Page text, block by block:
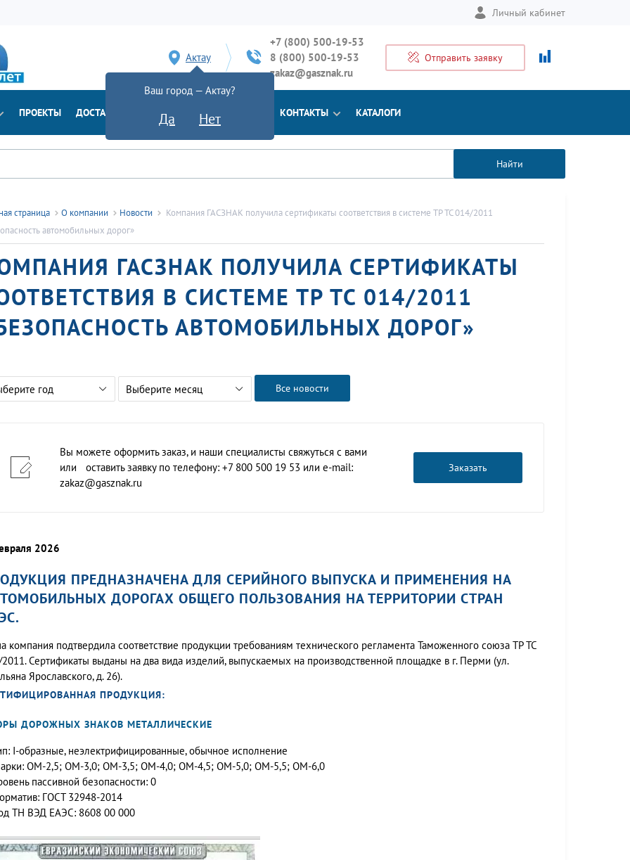
Личный кабинет
Актау
Ваш город — Актау?
Да Нет
+7 (800) 500-19-53
8 (800) 500-19-53
zakaz@gasznak.ru
Отправить заявку
ПРОЕКТЫ ДОСТАВКА ДОКУМЕНТЫ КОНТАКТЫ КАТАЛОГИ
Найти
страница О компании Новости
Компания ГАСЗНАК получила сертификаты соответствия в системе ТР ТС 014/2011
автомобильных дорог»
ГАСЗНАК ПОЛУЧИЛА СЕРТИФИКАТЫ
В СИСТЕМЕ ТР ТС 014/2011
АВТОМОБИЛЬНЫХ ДОРОГ»
год Выберите месяц Все новости
Вы можете оформить заказ, и наши специалисты свяжуться с вами
или оставить заявку по телефону: +7 800 500 19 53 или e-mail:
zakaz@gasznak.ru
Заказать
2026
ПРЕДНАЗНАЧЕНА ДЛЯ СЕРИЙНОГО ВЫПУСКА И ПРИМЕНЕНИЯ НА
ДОРОГАХ ОБЩЕГО ПОЛЬЗОВАНИЯ НА ТЕРРИТОРИИ СТРАН
компания подтвердила соответствие продукции требованиям технического регламента Таможенного союза ТР ТС
Сертификаты выданы на два вида изделий, выпускаемых на производственной площадке в г. Перми (ул.
Ярославского, д. 26).
ПРОДУКЦИЯ:
ДОРОЖНЫХ ЗНАКОВ МЕТАЛЛИЧЕСКИЕ
I-образные, неэлектрифицированные, обычное исполнение
ОМ-2,5; ОМ-3,0; ОМ-3,5; ОМ-4,0; ОМ-4,5; ОМ-5,0; ОМ-5,5; ОМ-6,0
пассивной безопасности: 0
ГОСТ 32948-2014
ТН ВЭД ЕАЭС: 8608 00 000